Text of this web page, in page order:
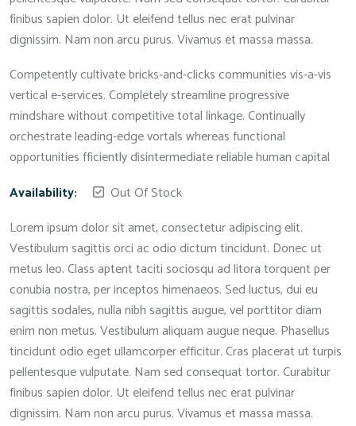
finibus sapien dolor. Ut eleifend tellus nec erat pulvinar
dignissim. Nam non arcu purus. Vivamus et massa massa.
Competently cultivate bricks-and-clicks communities vis-a-vis
vertical e-services. Completely streamline progressive
mindshare without competitive total linkage. Continually
orchestrate leading-edge vortals whereas functional
opportunities fficiently disintermediate reliable human capital
Availability:
Out Of Stock
Lorem ipsum dolor sit amet, consectetur adipiscing elit.
Vestibulum sagittis orci ac odio dictum tincidunt. Donec ut
metus leo. Class aptent taciti sociosqu ad litora torquent per
conubia nostra, per inceptos himenaeos. Sed luctus, dui eu
sagittis sodales, nulla nibh sagittis augue, vel porttitor diam
enim non metus. Vestibulum aliquam augue neque. Phasellus
tincidunt odio eget ullamcorper efficitur. Cras placerat ut turpis
pellentesque vulputate. Nam sed consequat tortor. Curabitur
finibus sapien dolor. Ut eleifend tellus nec erat pulvinar
dignissim. Nam non arcu purus. Vivamus et massa massa.